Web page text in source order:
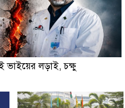
ভাইয়ের লড়াই, চক্ষু